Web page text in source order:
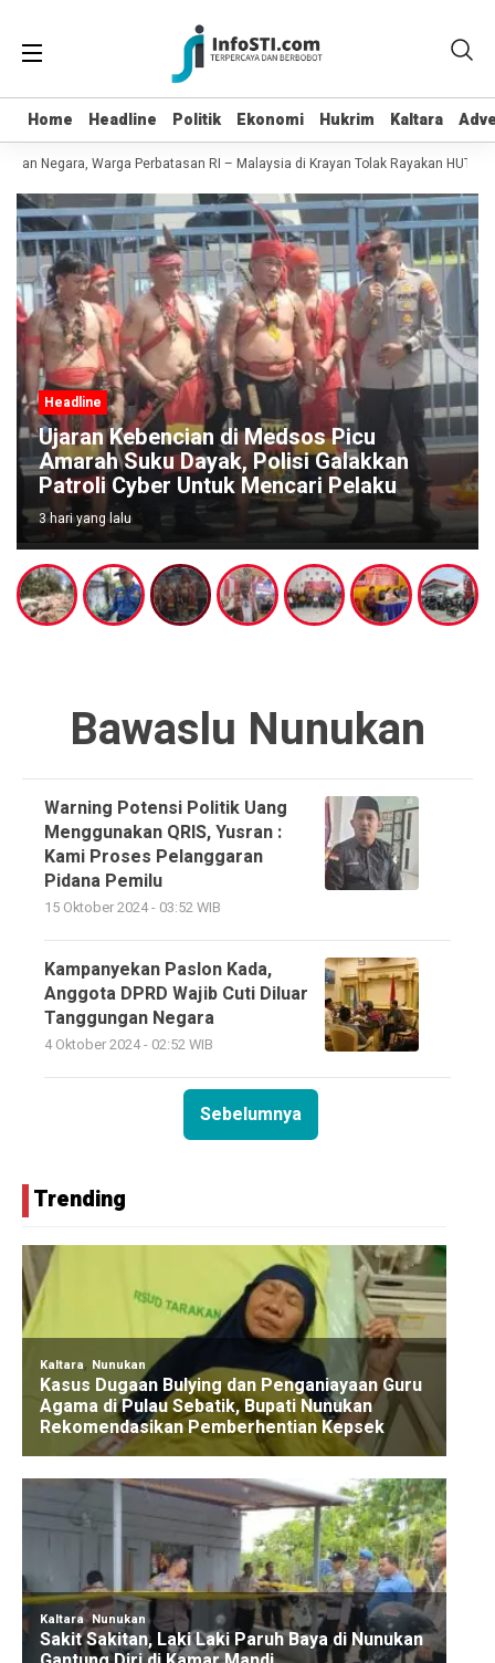
Home Headline Politik Ekonomi Hukrim Kaltara
Home Headline Politik Ekonomi Hukrim Kaltara
Negara, Warga Perbatasan RI – Malaysia di Krayan Tolak Rayakan HUT RI 81
Headline
Ujaran Kebencian di Medsos Picu
Amarah Suku Dayak, Polisi Galakkan
Patroli Cyber Untuk Mencari Pelaku
3 hari yang lalu
Bawaslu Nunukan
Warning Potensi Politik Uang
Menggunakan QRIS, Yusran :
Kami Proses Pelanggaran
Pidana Pemilu
15 Oktober 2024 - 03:52 WIB
Kampanyekan Paslon Kada,
Anggota DPRD Wajib Cuti Diluar
Tanggungan Negara
4 Oktober 2024 - 02:52 WIB
Sebelumnya
Trending